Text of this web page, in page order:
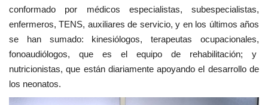
conformado por médicos especialistas, subespecialistas,
enfermeros, TENS, auxiliares de servicio, y en los últimos años
se han sumado: kinesiólogos, terapeutas ocupacionales,
fonoaudiólogos, que es el equipo de rehabilitación; y
nutricionistas, que están diariamente apoyando el desarrollo de
los neonatos.